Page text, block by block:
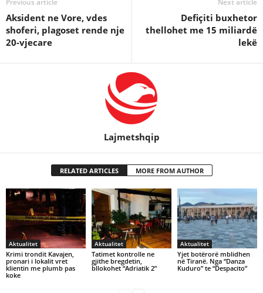
Previous article
Aksident ne Vore, vdes
shoferi, plagoset rende nje
20-vjecare
Next article
Defiçiti buxhetor
thellohet me 15 miliardë
lekë
Lajmetshqip
RELATED ARTICLES MORE FROM AUTHOR
Aktualitet
Krimi trondit Kavajen,
pronari i lokalit vret
klientin me plumb pas
koke
Aktualitet
Tatimet kontrolle ne
gjithe bregdetin,
bllokohet “Adriatik 2”
Aktualitet
Yjet botërorë mblidhen
në Tiranë. Nga “Danza
Kuduro” te “Despacito”